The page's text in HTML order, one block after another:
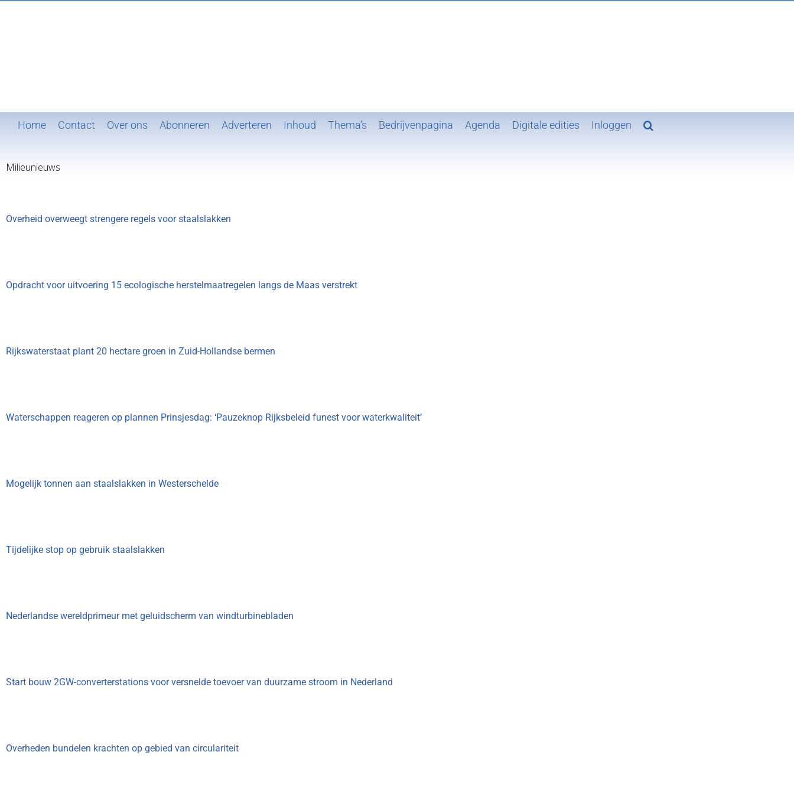
Home Contact Over ons Abonneren Adverteren Inhoud Thema’s Bedrijvenpagina Agenda Digitale edities Inloggen
Milieunieuws
Overheid overweegt strengere regels voor staalslakken
Opdracht voor uitvoering 15 ecologische herstelmaatregelen langs de Maas verstrekt
Rijkswaterstaat plant 20 hectare groen in Zuid-Hollandse bermen
Waterschappen reageren op plannen Prinsjesdag: ‘Pauzeknop Rijksbeleid funest voor waterkwaliteit’
Mogelijk tonnen aan staalslakken in Westerschelde
Tijdelijke stop op gebruik staalslakken
Nederlandse wereldprimeur met geluidscherm van windturbinebladen
Start bouw 2GW-converterstations voor versnelde toevoer van duurzame stroom in Nederland
Overheden bundelen krachten op gebied van circulariteit